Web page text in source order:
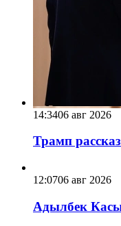
14:3406 авг 2026
Трамп
12:0706 авг 2026
Адылбек